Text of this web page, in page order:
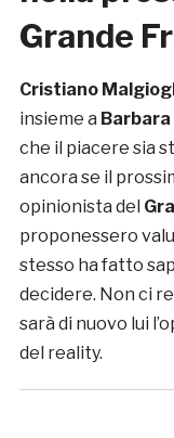
Grande
Cristiano
insieme a Barbara
che il piacere sia
ancora se il
opinionista del
proponessero
stesso ha fatto
decidere. Non ci
sarà di nuovo lui
del reality.